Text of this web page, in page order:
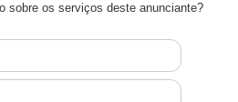
sobre os serviços deste anunciante?